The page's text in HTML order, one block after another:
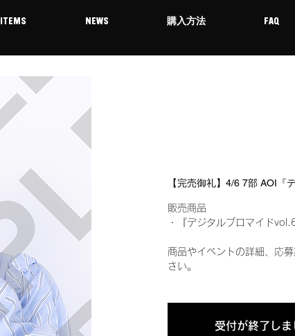
ITEMS NEWS 購入方法 FAQ
【完売御礼】4/6 7部 AOI『
販売商品
・『デジタルブロマイド
商品やイベントの詳細、応
さい。
受付が終了しま